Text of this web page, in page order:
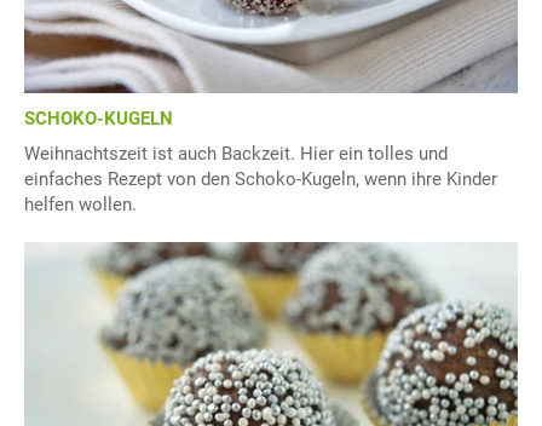
SCHOKO-KUGELN
Weihnachtszeit ist auch Backzeit. Hier ein tolles und
einfaches Rezept von den Schoko-Kugeln, wenn ihre Kinder
helfen wollen.